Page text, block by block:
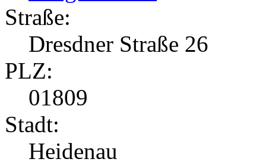
Straße:
Dresdner Straße 26
PLZ:
01809
Stadt:
Heidenau